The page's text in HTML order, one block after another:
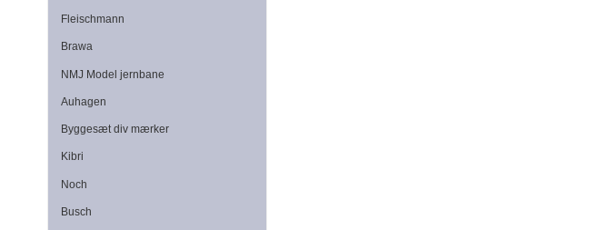
Fleischmann
Brawa
NMJ Model jernbane
Auhagen
Byggesæt div mærker
Kibri
Noch
Busch